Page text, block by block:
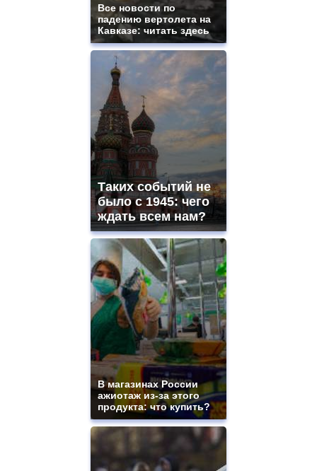
Все новости по
падению вертолета на
Кавказе: читать здесь
Таких событий не
было с 1945: чего
ждать всем нам?
В магазинах России
ажиотаж из-за этого
продукта: что купить?